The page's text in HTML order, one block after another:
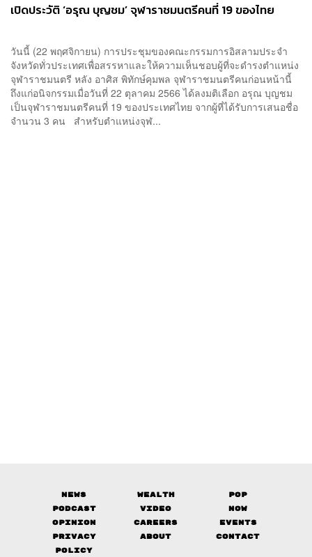
เปิดประวัติ ‘อรุณ บุญชม’ จุฬาราชมนตรีคนที่ 19 ของไทย
วันนี้ (22 พฤศจิกายน) การประชุมของคณะกรรมการอิสลามประจำ
จังหวัดทั่วประเทศเพื่อสรรหาและให้ความเห็นชอบผู้ที่จะดำรงตำแหน่ง
จุฬาราชมนตรี หลัง อาศิส พิทักษ์คุมพล จุฬาราชมนตรีคนก่อนหน้านี้
ถึงแก่อนิจกรรมเมื่อวันที่ 22 ตุลาคม 2566 ได้ลงมติเลือก อรุณ บุญชม
เป็นจุฬาราชมนตรีคนที่ 19 ของประเทศไทย จากผู้ที่ได้รับการเสนอชื่อ
จำนวน 3 คน สำหรับตำแหน่งจุฬ...
News Wealth
Pop
Podcast
Video
Now
Opinion
Careers
Events
Privacy
Policy
About Contact